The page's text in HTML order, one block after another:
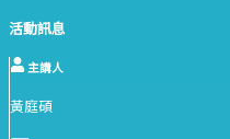
活動訊息
主講人
黃庭碩